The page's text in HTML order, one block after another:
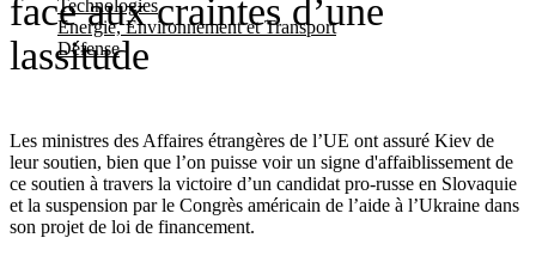
Technologies
Energie, Environnement et Transport
Défense
face aux craintes d’une
lassitude
Les ministres des Affaires étrangères de l’UE ont assuré Kiev de
leur soutien, bien que l’on puisse voir un signe d'affaiblissement de
ce soutien à travers la victoire d’un candidat pro-russe en Slovaquie
et la suspension par le Congrès américain de l’aide à l’Ukraine dans
son projet de loi de financement.